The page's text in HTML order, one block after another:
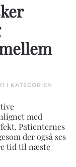
I KATEGORIEN
med
Patienternes
der også ses
tid til næste